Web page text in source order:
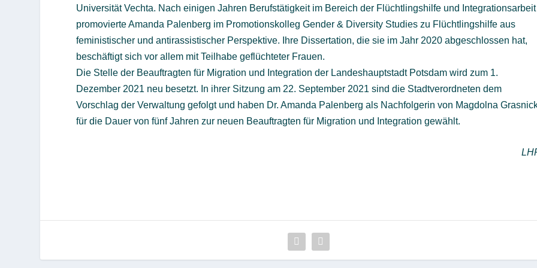
Universität Vechta. Nach einigen Jahren Berufstätigkeit im Bereich der Flüchtlingshilfe und Integrationsarbeit
promovierte Amanda Palenberg im Promotionskolleg Gender & Diversity Studies zu Flüchtlingshilfe aus
feministischer und antirassistischer Perspektive. Ihre Dissertation, die sie im Jahr 2020 abgeschlossen hat,
beschäftigt sich vor allem mit Teilhabe geflüchteter Frauen.
Die Stelle der Beauftragten für Migration und Integration der Landeshauptstadt Potsdam wird zum 1.
Dezember 2021 neu besetzt. In ihrer Sitzung am 22. September 2021 sind die Stadtverordneten dem
Vorschlag der Verwaltung gefolgt und haben Dr. Amanda Palenberg als Nachfolgerin von Magdolna
für die Dauer von fünf Jahren zur neuen Beauftragten für Migration und Integration gewählt.